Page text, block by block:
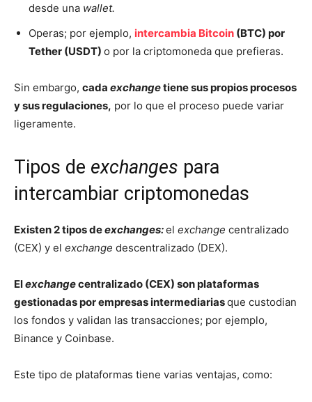
desde una wallet.
Operas; por ejemplo, intercambia Bitcoin (BTC) por
Tether (USDT) o por la criptomoneda que prefieras.
Sin embargo, cada exchangetiene sus propios procesos
y sus regulaciones, por lo que el proceso puede variar
ligeramente.
Tipos de exchanges para
intercambiar criptomonedas
Existen 2 tipos deexchanges:el exchange centralizado
(CEX) y el exchange descentralizado (DEX).
Elexchangecentralizado (CEX) son plataformas
gestionadas por empresas intermediariasque custodian
los fondos y validan las transacciones; por ejemplo,
Binance y Coinbase.
Este tipo de plataformas tiene varias ventajas, como: